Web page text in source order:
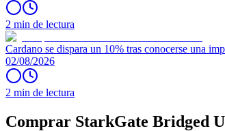
2 min de lectura
Cardano se dispara un 10% tras conocerse una
02/08/2026
2 min de lectura
Comprar StarkGate Bridged